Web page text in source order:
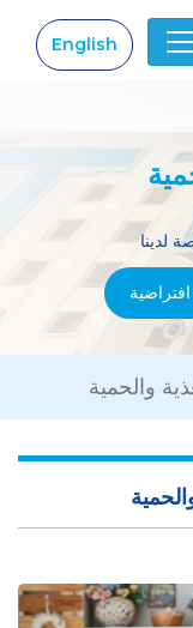
English
لدينا
والحمية